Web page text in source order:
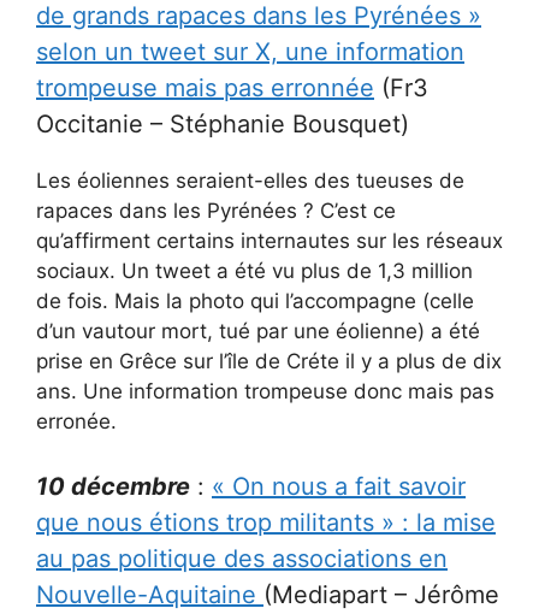
de grands rapaces dans les Pyrénées »
selon un tweet sur X, une information
trompeuse mais pas erronnée (Fr3
Occitanie – Stéphanie Bousquet)
Les éoliennes seraient-elles des tueuses de
rapaces dans les Pyrénées ? C’est ce
qu’affirment certains internautes sur les réseaux
sociaux. Un tweet a été vu plus de 1,3 million
de fois. Mais la photo qui l’accompagne (celle
d’un vautour mort, tué par une éolienne) a été
prise en Grêce sur l’île de Créte il y a plus de dix
ans. Une information trompeuse donc mais pas
erronée.
10 décembre : « On nous a fait savoir
que nous étions trop militants » : la mise
au pas politique des associations en
Nouvelle-Aquitaine (Mediapart – Jérôme